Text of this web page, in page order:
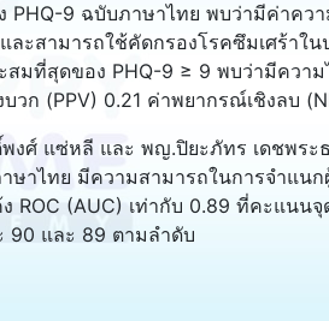
PHQ-9 ฉบับภาษาไทย พบว่ามีค่าคว
ละสามารถใช้คัดกรองโรคซึมเศร้าใ
มที่สุดของ PHQ-9 ≥ 9 พบว่ามีความ
วก (PPV) 0.21 ค่าพยากรณ์เชิงลบ
ศ์ แซ่หลี และ พญ.ปิยะภัทร เดชพระธ
ษาไทย มีความสามารถในการจำแนก
ROC (AUC) เท่ากับ 0.89 ที่คะแนน
90 และ 89 ตามลำดับ